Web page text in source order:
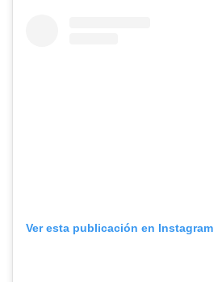
Ver esta publicación en Instagram